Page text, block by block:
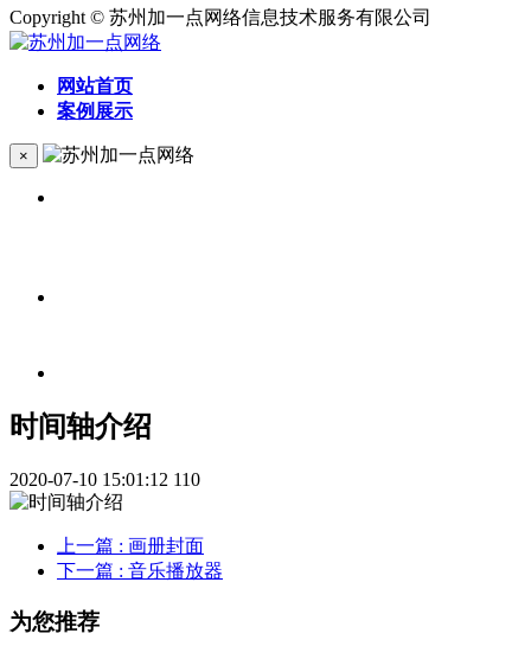
Copyright © 苏州加一点网络信息技术服务有限公司
网站首页
案例展示
×
时间轴介绍
2020-07-10 15:01:12 110
上一篇 : 画册封面
下一篇 : 音乐播放器
为您推荐